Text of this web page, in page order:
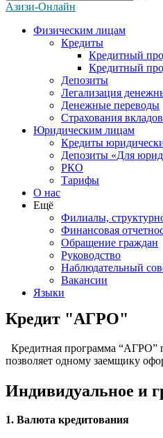
Азизи-Онлайн
Физическим лицам
Кредиты
Кредитный
Кредитный
Депозиты
Легализация
Денежные переводы
Cтрахования вкладов
Юридическим лицам
Кредиты
Депозиты «Для
РКО
Тарифы
О нас
Ещё
Филиалы,
Финансовая
Обращение граждан
Руководство
Наблюдательный
Вакансии
Языки
Кредит "АГРО"
Кредитная программа “АГРО”
позволяет одному заемщику
Индивидуальное и
1. Валюта кредитования